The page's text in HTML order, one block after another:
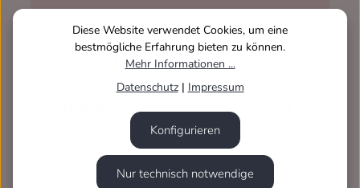
Diese Website verwendet Cookies, um eine
bestmögliche Erfahrung bieten zu können.
Mehr Informationen ...
Datenschutz| Impressum
Nur technisch notwendige
Konfigurieren
Inhaltsstoffe